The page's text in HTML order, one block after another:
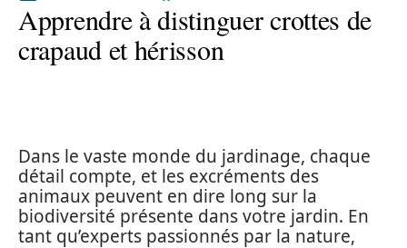
Apprendre à distinguer crottes de
crapaud et hérisson
Dans le vaste monde du jardinage, chaque
détail compte, et les excréments des
animaux peuvent en dire long sur la
biodiversité présente dans votre jardin. En
tant qu’experts passionnés par la nature,